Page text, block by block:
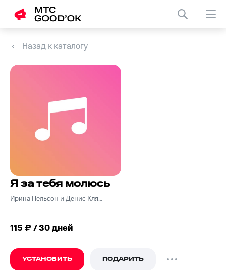
Назад к каталогу
Я за тебя молюсь
Ирина Нельсон и Денис Клявер
115 ₽ / 30 дней
УСТАНОВИТЬ ПОДАРИТЬ